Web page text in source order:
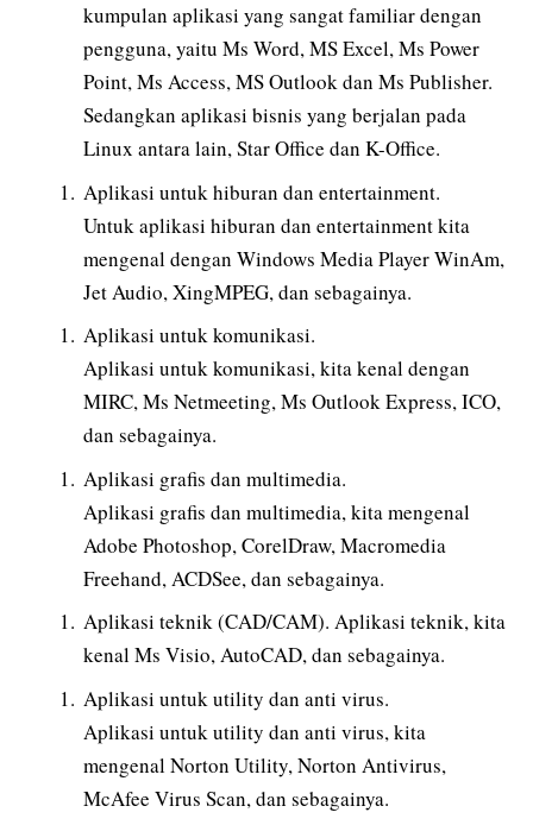
kumpulan aplikasi yang sangat familiar dengan
pengguna, yaitu Ms Word, MS Excel, Ms Power
Point, Ms Access, MS Outlook dan Ms Publisher.
Sedangkan aplikasi bisnis yang berjalan pada
Linux antara lain, Star Office dan K-Office.
Aplikasi untuk hiburan dan entertainment.
Untuk aplikasi hiburan dan entertainment kita
mengenal dengan Windows Media Player WinAm,
Jet Audio, XingMPEG, dan sebagainya.
Aplikasi untuk komunikasi.
Aplikasi untuk komunikasi, kita kenal dengan
MIRC, Ms Netmeeting, Ms Outlook Express, ICO,
dan sebagainya.
Aplikasi grafis dan multimedia.
Aplikasi grafis dan multimedia, kita mengenal
Adobe Photoshop, CorelDraw, Macromedia
Freehand, ACDSee, dan sebagainya.
Aplikasi teknik (CAD/CAM). Aplikasi teknik, kita
kenal Ms Visio, AutoCAD, dan sebagainya.
Aplikasi untuk utility dan anti virus.
Aplikasi untuk utility dan anti virus, kita
mengenal Norton Utility, Norton Antivirus,
McAfee Virus Scan, dan sebagainya.